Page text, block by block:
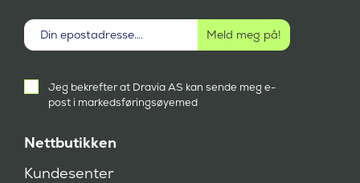
Nettbutikken
Kundesenter
samtykke
k
e
Jeg bekrefter at Dravia AS kan sende meg e-
post i markedsføringsøyemed